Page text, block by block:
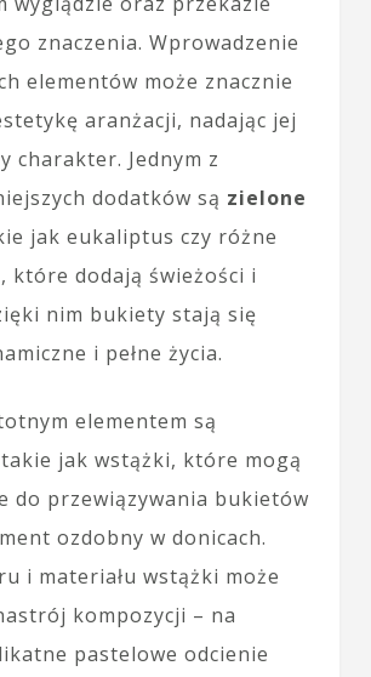
znaczenia. Wprowadzenie
elementów może znacznie
aranżacji, nadając jej
charakter. Jednym z
dodatków są zielone
jak eukaliptus czy różne
które dodają świeżości i
nim bukiety stają się
i pełne życia.
elementem są
jak wstążki, które mogą
do przewiązywania bukietów
ozdobny w donicach.
i materiału wstążki może
kompozycji – na
pastelowe odcienie